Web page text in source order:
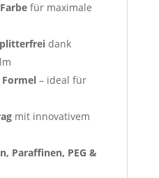
für maximale
dank
– ideal für
mit innovativem
Paraffinen, PEG &